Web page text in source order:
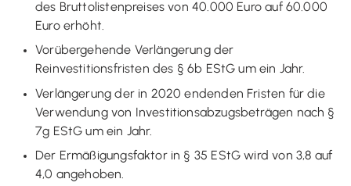
des Bruttolistenpreises von 40.000 Euro auf 60.000
Euro erhöht.
Vorübergehende Verlängerung der
Reinvestitionsfristen des § 6b EStG um ein Jahr.
Verlängerung der in 2020 endenden Fristen für die
Verwendung von Investitionsabzugsbeträgen nach §
7g EStG um ein Jahr.
Der Ermäßigungsfaktor in § 35 EStG wird von 3,8 auf
4,0 angehoben.